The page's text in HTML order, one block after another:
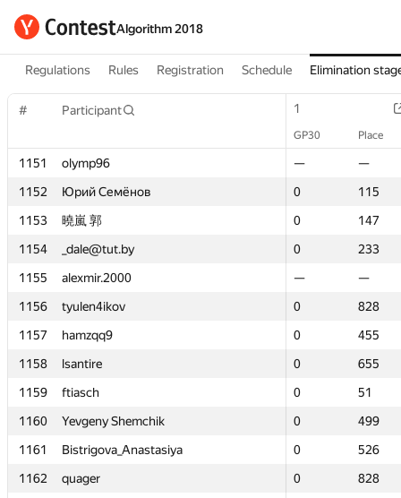
Algorithm 2018
Regulations Rules Registration Schedule Elimination
# Participant 1
GP30 Place
1151 olymp96 —
—
1152
Юрий Семёнов 0
115
1153
曉嵐 郭 0
147
1154
_dale@tut.by 0
233
1155
alexmir.2000 —
—
1156
tyulen4ikov 0
828
1157
hamzqq9 0
455
1158
lsantire 0
655
1159
ftiasch 0
51
1160
Yevgeny Shemchik 0
499
1161
Bistrigova_Anastasiya 0
526
1162
quager 0
828
# Participant 1
GP30 Place
1151 olymp96 —
—
1152
Юрий Семёнов 0
115
1153
曉嵐 郭 0
147
1154
_dale@tut.by 0
233
1155
alexmir.2000 —
—
1156
tyulen4ikov 0
828
1157
hamzqq9 0
455
1158
lsantire 0
655
1159
ftiasch 0
51
1160
Yevgeny Shemchik 0
499
1161
Bistrigova_Anastasiya 0
526
1162
quager 0
828